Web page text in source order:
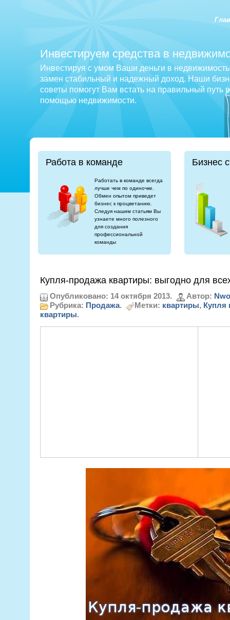
Инвестируем средства в
Инвестируя с умом Ваши деньги в
замен стабильный и надежный доход. Наши
советы помогут Вам встать на правильный путь
помощью недвижимости.
Работа в команде
Работать в команде всегда
лучше чем по одиночке.
Обмен опытом приведет
бизнес к процветанию.
Следуя нашим статьям Вы
узнаете много полезного
для создания
профессиональной
команды
Бизнес
Купля-продажа квартиры: выгодно для
Опубликовано: 14 октября 2013. Автор:
Рубрика: Продажа. Метки: квартиры, Купля
квартиры.